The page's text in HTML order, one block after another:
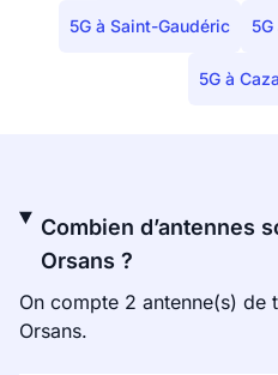
5G à Saint-Gaudéric
5G à
Combien d’antennes
Orsans ?
On compte 2 antenne(s) de
Orsans.